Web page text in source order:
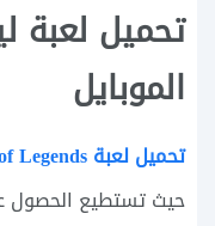
تحميل لعبة
الموبايل
تحميل لعبة League of Legends
حيث تستطيع الحصول